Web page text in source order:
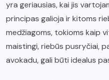
yra geriausias, kai jis
principas galioja ir kitoms
medžiagoms, tokioms kaip
maistingi, riebūs pusryčiai,
avokadu, gali būti idealus